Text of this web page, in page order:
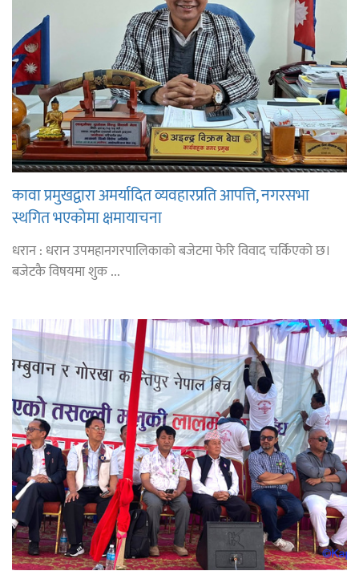
कावा प्रमुखद्वारा अमर्यादित व्यवहारप्रति आपत्ति, नगरसभा
स्थगित भएकोमा क्षमायाचना
धरान : धरान उपमहानगरपालिकाको बजेटमा फेरि विवाद चर्किएको छ।
बजेटकै विषयमा शुक ...